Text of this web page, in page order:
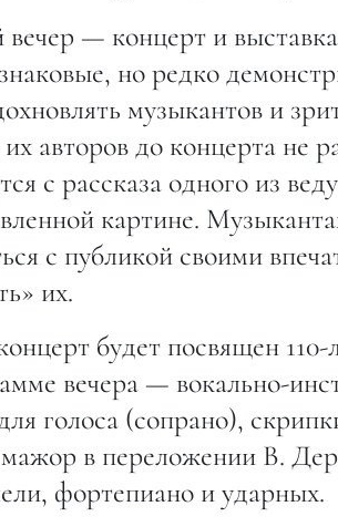
— концерт и
но редко
музыкантов и
авторов до концерта не
с рассказа одного из
картине.
с публикой своими
их.
будет посвящен
вечера — вокально-
голоса (сопрано),
в переложении В.
фортепиано и ударных.